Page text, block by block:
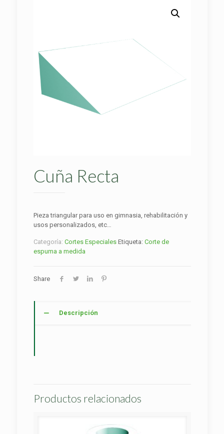
Cuña Recta
Pieza triangular para uso en gimnasia, rehabilitación y
usos personalizados, etc…
Categoría: Cortes Especiales Etiqueta: Corte de
espuma a medida
Share
Descripción
Productos relacionados